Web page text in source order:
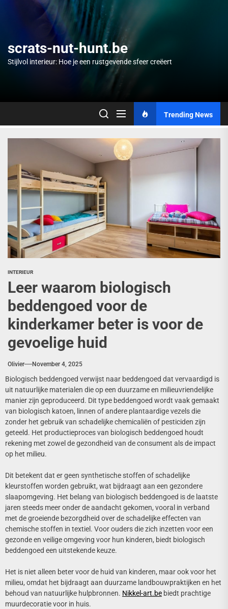
scrats-nut-hunt.be
Stijlvol interieur: Hoe je een rustgevende sfeer creëert
Trending News
INTERIEUR
Leer waarom biologisch
beddengoed voor de
kinderkamer beter is voor de
gevoelige huid
Olivier November 4, 2025
Biologisch beddengoed verwijst naar beddengoed dat vervaardigd is
uit natuurlijke materialen die op een duurzame en milieuvriendelijke
manier zijn geproduceerd. Dit type beddengoed wordt vaak gemaakt
van biologisch katoen, linnen of andere plantaardige vezels die
zonder het gebruik van schadelijke chemicaliën of pesticiden zijn
geteeld. Het productieproces van biologisch beddengoed houdt
rekening met zowel de gezondheid van de consument als de impact
op het milieu.
Dit betekent dat er geen synthetische stoffen of schadelijke
kleurstoffen worden gebruikt, wat bijdraagt aan een gezondere
slaapomgeving. Het belang van biologisch beddengoed is de laatste
jaren steeds meer onder de aandacht gekomen, vooral in verband
met de groeiende bezorgdheid over de schadelijke effecten van
chemische stoffen in textiel. Voor ouders die zich inzetten voor een
gezonde en veilige omgeving voor hun kinderen, biedt biologisch
beddengoed een uitstekende keuze.
Het is niet alleen beter voor de huid van kinderen, maar ook voor het
milieu, omdat het bijdraagt aan duurzame landbouwpraktijken en het
behoud van natuurlijke hulpbronnen. Nikkel-art.be biedt prachtige
muurdecoratie voor in huis.